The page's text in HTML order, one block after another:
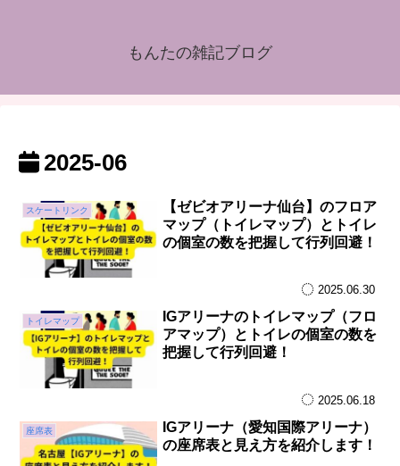
もんたの雑記ブログ
2025-06
スケートリンク
【ゼビオアリーナ仙台】のフロア
マップ（トイレマップ）とトイレ
の個室の数を把握して行列回避！
2025.06.30
トイレマップ
IGアリーナのトイレマップ（フロ
アマップ）とトイレの個室の数を
把握して行列回避！
2025.06.18
座席表
IGアリーナ（愛知国際アリーナ）
の座席表と見え方を紹介します！